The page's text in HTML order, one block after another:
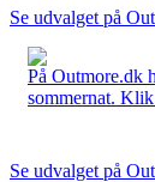
Se udvalget på
På Outmore.dk
sommernat.
Se udvalget på